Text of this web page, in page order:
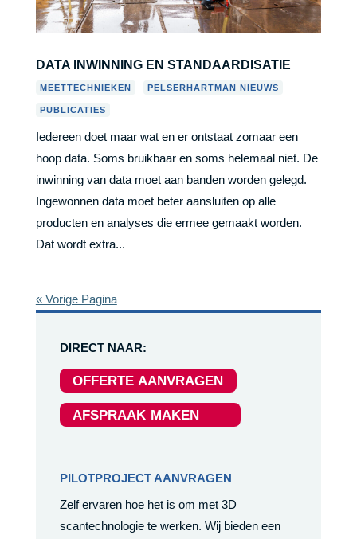
DATA INWINNING EN STANDAARDISATIE
MEETTECHNIEKEN PELSERHARTMAN NIEUWS
PUBLICATIES
Iedereen doet maar wat en er ontstaat zomaar een
hoop data. Soms bruikbaar en soms helemaal niet. De
inwinning van data moet aan banden worden gelegd.
Ingewonnen data moet beter aansluiten op alle
producten en analyses die ermee gemaakt worden.
Dat wordt extra...
« Vorige Pagina
DIRECT NAAR:
OFFERTE AANVRAGEN
AFSPRAAK MAKEN
PILOTPROJECT AANVRAGEN
Zelf ervaren hoe het is om met 3D
scantechnologie te werken. Wij bieden een